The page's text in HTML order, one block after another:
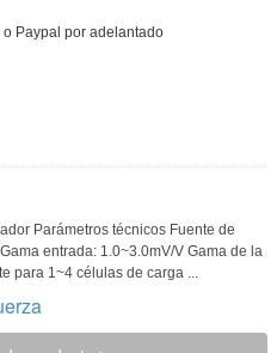
o Paypal por adelantado
Parámetros técnicos Fuente de
entrada: 1.0~3.0mV/V Gama de la
para 1~4 células de carga ...